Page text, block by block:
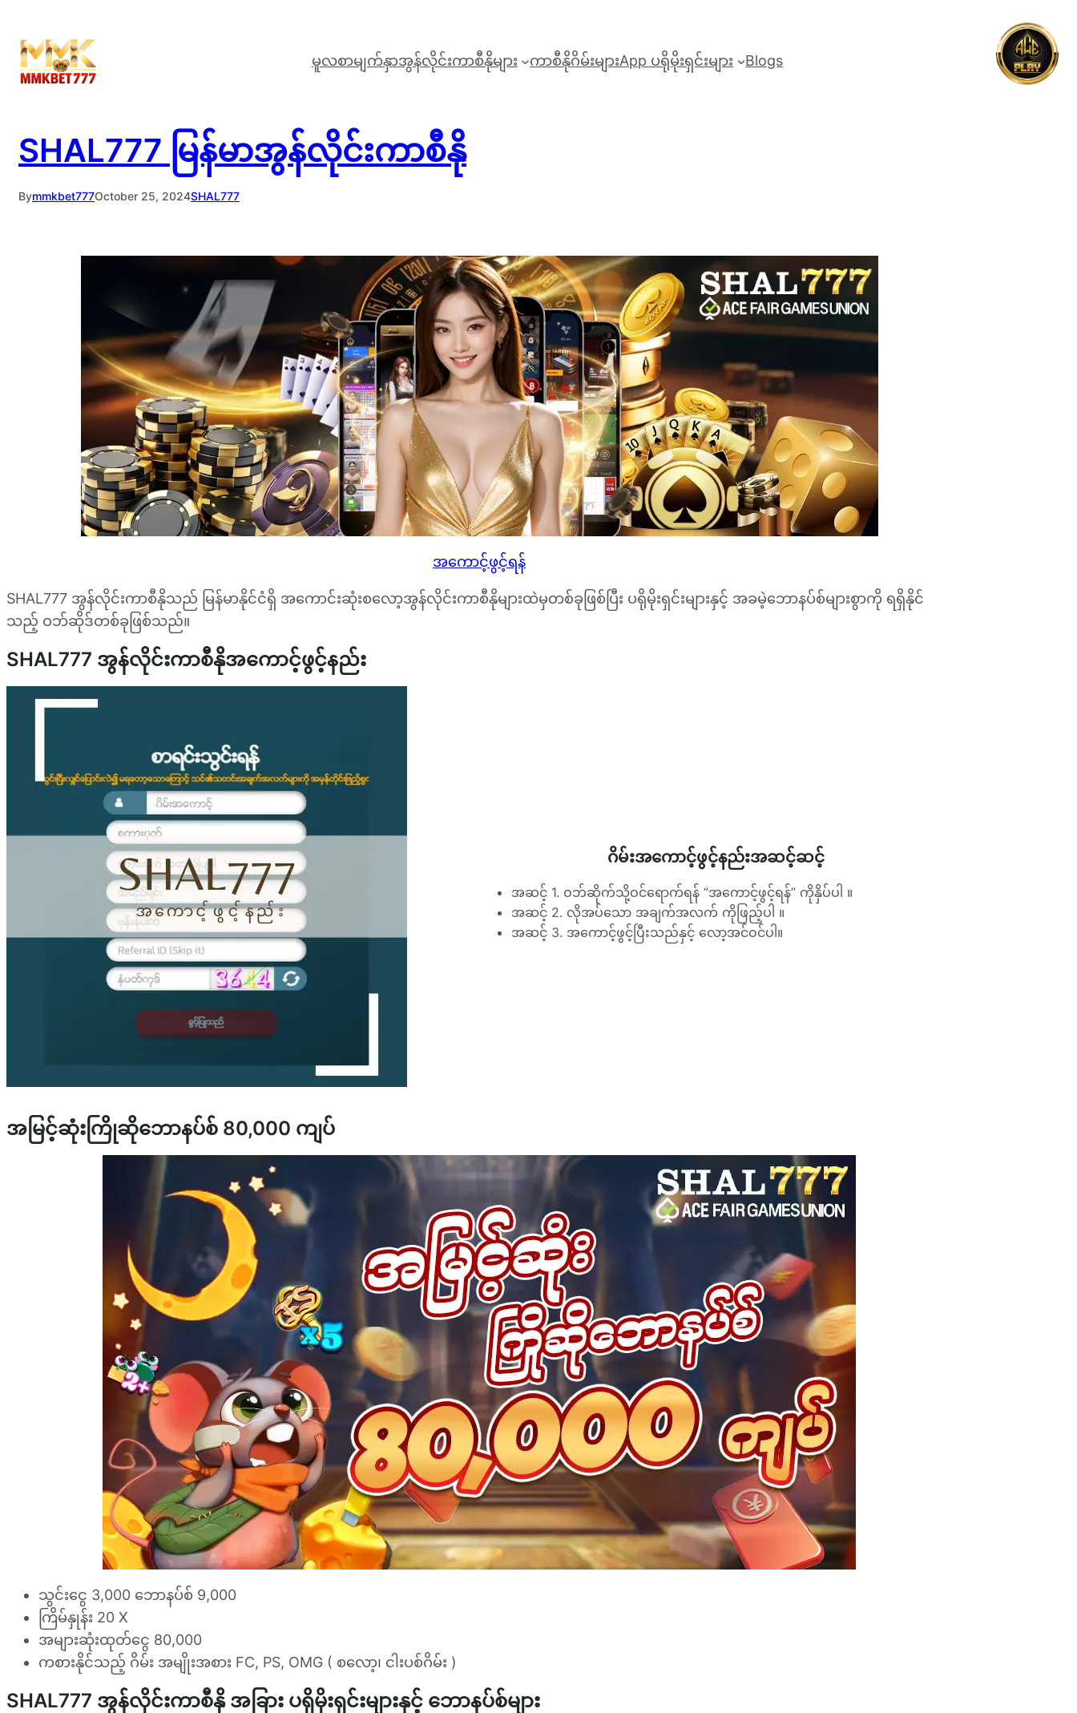
content
မူလစာမျက်နှာအွန်လိုင်းကာစီနိုများ ကာစီနိုဂိမ်းများApp ‌‌ ပရိုမိုးရှင်းများ Blogs
SHAL777 မြန်မာအွန်လိုင်းကာစီနို
Bymmkbet777October 25, 2024SHAL777
အကောင့်ဖွင့်ရန်
SHAL777 အွန်လိုင်းကာစီနိုသည် မြန်မာနိုင်ငံရှိ အကောင်းဆုံးစလော့အွန်လိုင်းကာစီနိုများထဲမှတစ်ခုဖြစ်ပြီး ပရိုမိုးရှင်းများနှင့် အခမဲ့ဘောနပ်စ်များစွာကို ရရှိနိုင်
သည့် ဝဘ်ဆိုဒ်တစ်ခုဖြစ်သည်။
SHAL777 အွန်လိုင်းကာစီနိုအကောင့်ဖွင့်နည်း
ဂိမ်းအကောင့်ဖွင့်နည်းအဆင့်ဆင့်
အဆင့် 1. ဝဘ်ဆိုက်သို့ဝင်ရောက်ရန် “အကောင့်ဖွင့်ရန်” ကိုနှိပ်ပါ ။
အဆင့် 2. လိုအပ်သော အချက်အလက် ကိုဖြည့်ပါ ။
အဆင့် 3. အကောင့်ဖွင့်ပြီးသည်နှင့် လော့အင်ဝင်ပါ။
အမြင့်ဆုံးကြိုဆိုဘောနပ်စ် 80,000 ကျပ်
သွင်းငွေ 3,000 ဘောနပ်စ် 9,000
ကြိမ်နှုန်း 20 X
အများဆုံးထုတ်ငွေ 80,000
ကစားနိုင်သည့် ဂိမ်း အမျိုးအစား FC, PS, OMG ( စ‌လော့၊ ငါးပစ်ဂိမ်း )
SHAL777 အွန်လိုင်းကာစီနို အခြား ပရိုမိုးရှင်းများနှင့် ဘောနပ်စ်များ